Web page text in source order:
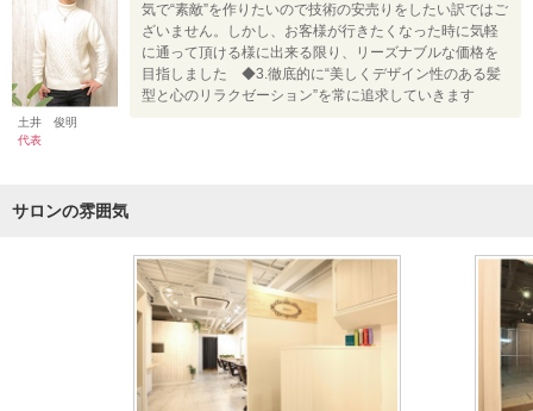
土井 俊明
代表
気で“素敵”を作りたいので技術の安売りをしたい訳ではご
ざいません。しかし、お客様が行きたくなった時に気軽
に通って頂ける様に出来る限り、リーズナブルな価格を
目指しました ◆3.徹底的に“美しくデザイン性のある髪
型と心のリラクゼーション”を常に追求していきます
サロンの雰囲気